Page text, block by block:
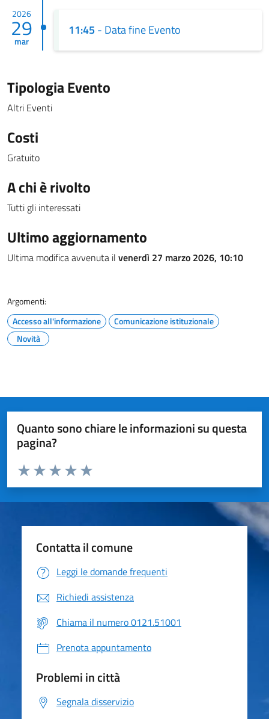
2026
29
mar
11:45 - Data fine Evento
Tipologia Evento
Altri Eventi
Costi
Gratuito
A chi è rivolto
Tutti gli interessati
Ultimo aggiornamento
Ultima modifica avvenuta il venerdì 27 marzo 2026, 10:10
Argomenti:
Accesso all'informazione
Comunicazione istituzionale
Novità
Quanto sono chiare le informazioni su questa
pagina?
Valuta da 1 a 5 stelle la pagina
Valuta 5 stelle su 5
Valuta 4 stelle su 5
Valuta 3 stelle su 5
Valuta 2 stelle su 5
Valuta 1 stelle su 5
Contatta il comune
Leggi le domande frequenti
Richiedi assistenza
Chiama il numero 0121.51001
Prenota appuntamento
Problemi in città
Segnala disservizio